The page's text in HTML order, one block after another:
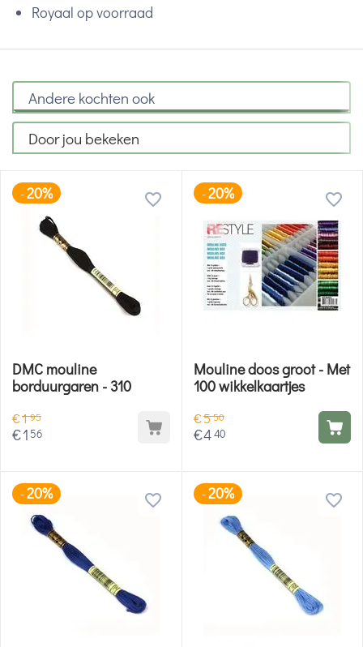
Royaal op voorraad
Andere kochten ook
Door jou bekeken
-20%
DMC mouline
borduurgaren - 310
€195
€1 56
-20%
Mouline doos groot - Met
100 wikkelkaartjes
€550
€440
-20% -20%